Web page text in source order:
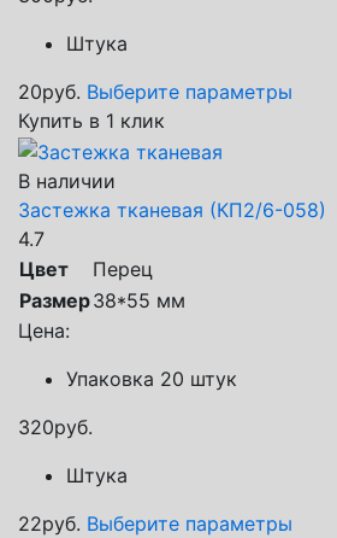
Штука
20руб. Выберите параметры
Купить в 1 клик
В наличии
Застежка тканевая (КП2/6-058)
4.7
Цвет
Перец
Размер38*55 мм
Цена:
Упаковка 20 штук
320руб.
Штука
22руб. Выберите параметры